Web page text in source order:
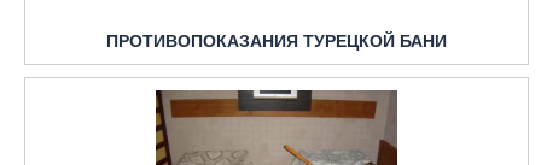
ПРОТИВОПОКАЗАНИЯ ТУРЕЦКОЙ БАНИ